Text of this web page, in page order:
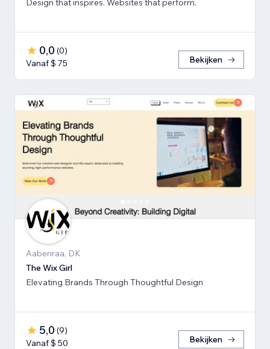
Design that inspires. Websites that perform.
0,0 (0)
Vanaf $ 75
Bekijken
Aabenraa, DK
The Wix Girl
Elevating Brands Through Thoughtful Design
5,0 (9)
Vanaf $ 50
Bekijken